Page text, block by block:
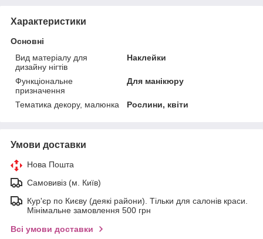
Характеристики
Основні
Вид матеріалу для
дизайну нігтів
Наклейки
Функціональне
призначення
Для манікюру
Тематика декору, малюнка Рослини, квіти
Умови доставки
Нова Пошта
Самовивіз (м. Київ)
Кур'єр по Києву (деякі райони). Тільки для салонів краси.
Мінімальне замовлення 500 грн
Всі умови доставки